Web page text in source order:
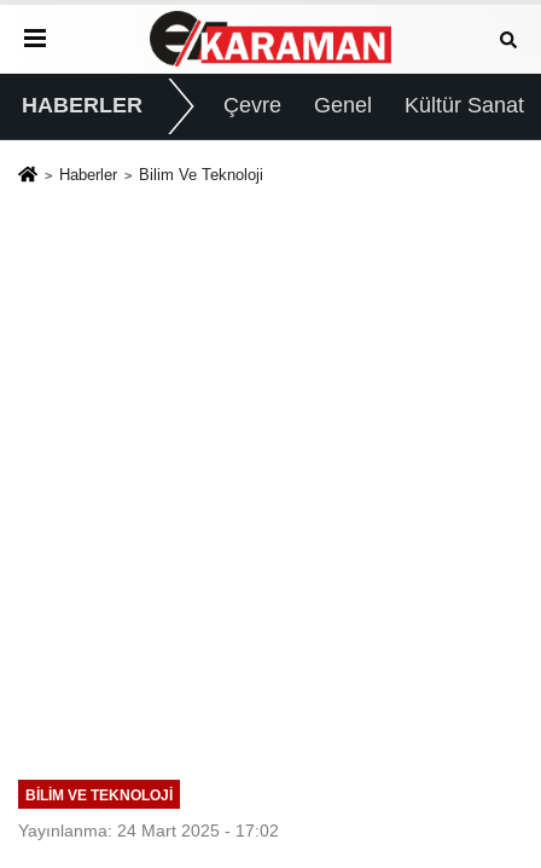
HABERLER Çevre Genel Kültür Sanat
Haberler Bilim Ve Teknoloji
BILIM VE TEKNOLOJI
Yayınlanma: 24 Mart 2025 - 17:02